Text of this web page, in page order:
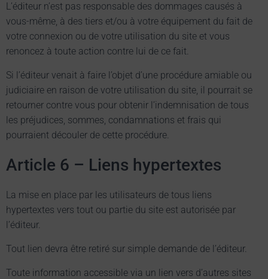
L’éditeur n’est pas responsable des dommages causés à
vous-même, à des tiers et/ou à votre équipement du fait de
votre connexion ou de votre utilisation du site et vous
renoncez à toute action contre lui de ce fait.
Si l’éditeur venait à faire l’objet d’une procédure amiable ou
judiciaire en raison de votre utilisation du site, il pourrait se
retourner contre vous pour obtenir l’indemnisation de tous
les préjudices, sommes, condamnations et frais qui
pourraient découler de cette procédure.
Article 6 – Liens hypertextes
La mise en place par les utilisateurs de tous liens
hypertextes vers tout ou partie du site est autorisée par
l’éditeur.
Tout lien devra être retiré sur simple demande de l’éditeur.
Toute information accessible via un lien vers d’autres sites